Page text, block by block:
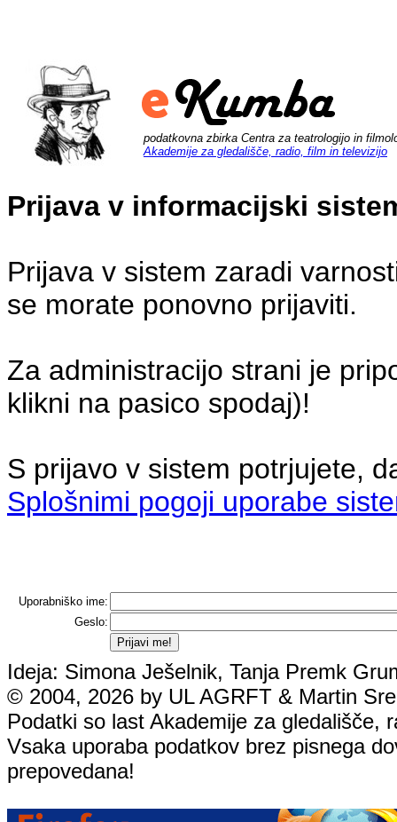
podatkovna zbirka Centra za teatrologijo in
Akademije za gledališče, radio, film in televizijo
Prijava v informacijski
Prijava v sistem zaradi
se morate ponovno prijaviti.
Za administracijo strani je
klikni na pasico spodaj)!
S prijavo v sistem potrjujete,
Splošnimi pogoji uporabe
Uporabniško ime:
Geslo:
Ideja: Simona Ješelnik, Tanja Premk
© 2004, 2026 by UL AGRFT & Martin
Podatki so last Akademije za gledališče,
Vsaka uporaba podatkov brez pisnega
prepovedana!